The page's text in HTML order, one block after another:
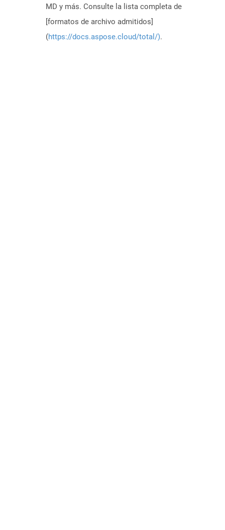
MD y más. Consulte la lista completa de
[formatos de archivo admitidos]
(https://docs.aspose.cloud/total/).